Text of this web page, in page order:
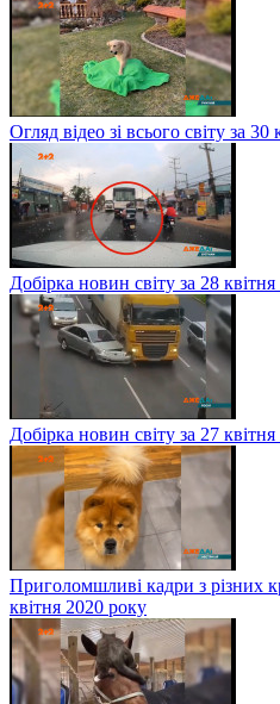
Огляд відео зі всього світу за
Добірка новин світу за 28
Добірка новин світу за 27
Приголомшливі кадри з різних
квітня 2020 року